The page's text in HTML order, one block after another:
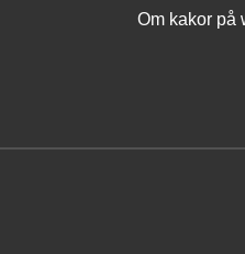
Om kakor på